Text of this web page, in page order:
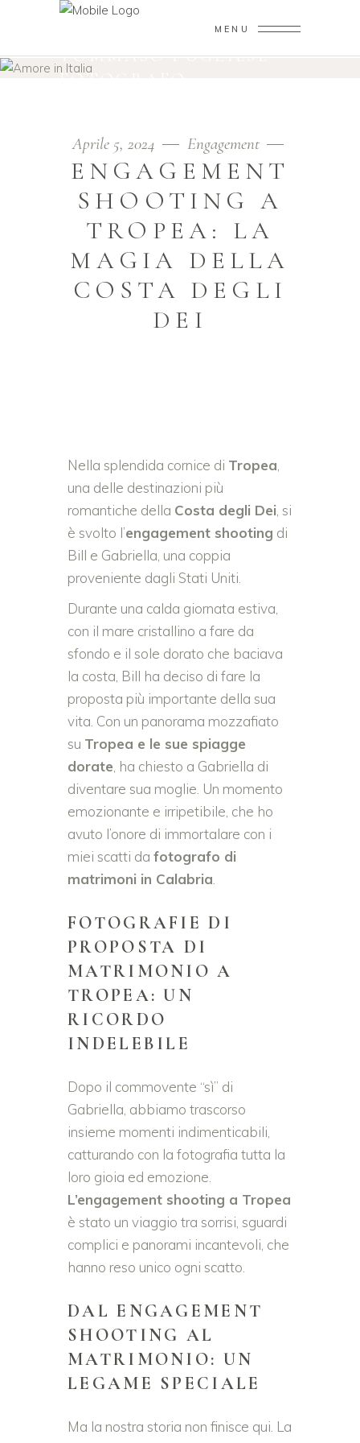
MENU
TOMMASO PUGLIESE
Aprile 5, 2024 Engagement
ENGAGEMENT
SHOOTING A
TROPEA: LA
MAGIA DELLA
COSTA DEGLI
DEI
Nella splendida cornice di Tropea
una delle destinazioni più
romantiche della Costa degli Dei , si
è svolto l’engagement shooting di
Bill e Gabriella, una coppia
proveniente dagli Stati Uniti.
Durante una calda giornata estiva,
con il mare cristallino a fare da
sfondo e il sole dorato che baciava
la costa, Bill ha deciso di fare la
proposta più importante della sua
vita. Con un panorama mozzafiato
su Tropea e le sue spiagge
dorate , ha chiesto a Gabriella di
diventare sua moglie. Un momento
emozionante e irripetibile, che ho
avuto l’onore di immortalare con i
miei scatti da fotografo di
matrimoni in Calabria
FOTOGRAFIE DI
PROPOSTA DI
MATRIMONIO A
TROPEA: UN
RICORDO
INDELEBILE
Dopo il commovente “sì” di
Gabriella, abbiamo trascorso
insieme momenti indimenticabili,
catturando con la fotografia tutta la
loro gioia ed emozione.
L’engagement shooting a Tropea
è stato un viaggio tra sorrisi, sguardi
complici e panorami incantevoli, che
hanno reso unico ogni scatto.
DAL ENGAGEMENT
SHOOTING AL
MATRIMONIO: UN
LEGAME SPECIALE
Ma la nostra storia non finisce qui. La